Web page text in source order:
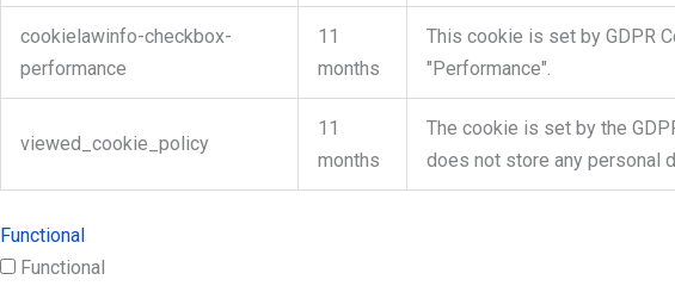
cookielawinfo-checkbox-
performance
11
months
This cookie is set by GDPR
"Performance".
viewed_cookie_policy
11
months
The cookie is set by the
does not store any personal
Functional
Functional